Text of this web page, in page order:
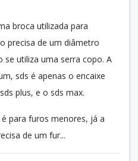
broca utilizada para
precisa de um diâmetro
se utiliza uma serra copo. A
sds é apenas o encaixe
plus, e o sds max.
para furos menores, já a
de um fur...